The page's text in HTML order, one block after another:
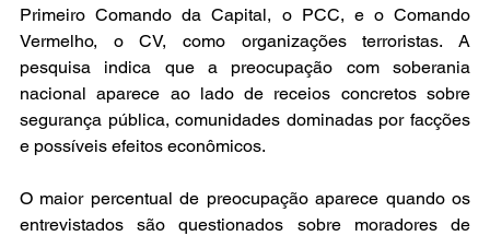
Primeiro Comando da Capital, o PCC, e o Comando
Vermelho, o CV, como organizações terroristas. A
pesquisa indica que a preocupação com soberania
nacional aparece ao lado de receios concretos sobre
segurança pública, comunidades dominadas por facções
e possíveis efeitos econômicos.
O maior percentual de preocupação aparece quando os
entrevistados são questionados sobre moradores de